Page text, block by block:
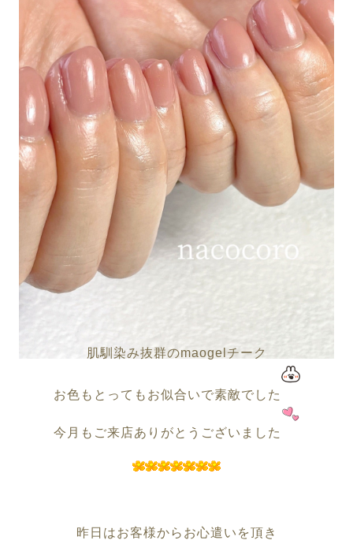
肌馴染み抜群のmaogelチーク
お色もとってもお似合いで素敵でした
今月もご来店ありがとうございました
昨日はお客様からお心遣いを頂き